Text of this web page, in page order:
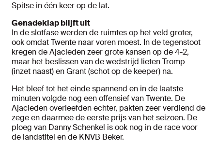
Spitse in één keer op de lat.
Genadeklap blijft uit
In de slotfase werden de ruimtes op het veld groter,
ook omdat Twente naar voren moest. In de tegenstoot
kregen de Ajacieden zeer grote kansen op de 4-2,
maar het beslissen van de wedstrijd lieten Tromp
(inzet naast) en Grant (schot op de keeper) na.
Het bleef tot het einde spannend en in de laatste
minuten volgde nog een offensief van Twente. De
Ajacieden overleefden echter, pakten zeer verdiend de
zege en daarmee de eerste prijs van het seizoen. De
ploeg van Danny Schenkel is ook nog in de race voor
de landstitel en de KNVB Beker.